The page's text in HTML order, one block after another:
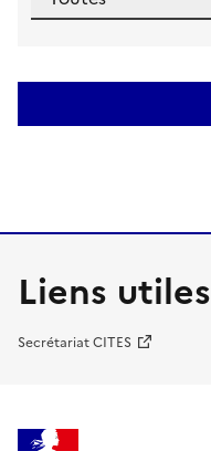
Liens utiles
Secrétariat CITES